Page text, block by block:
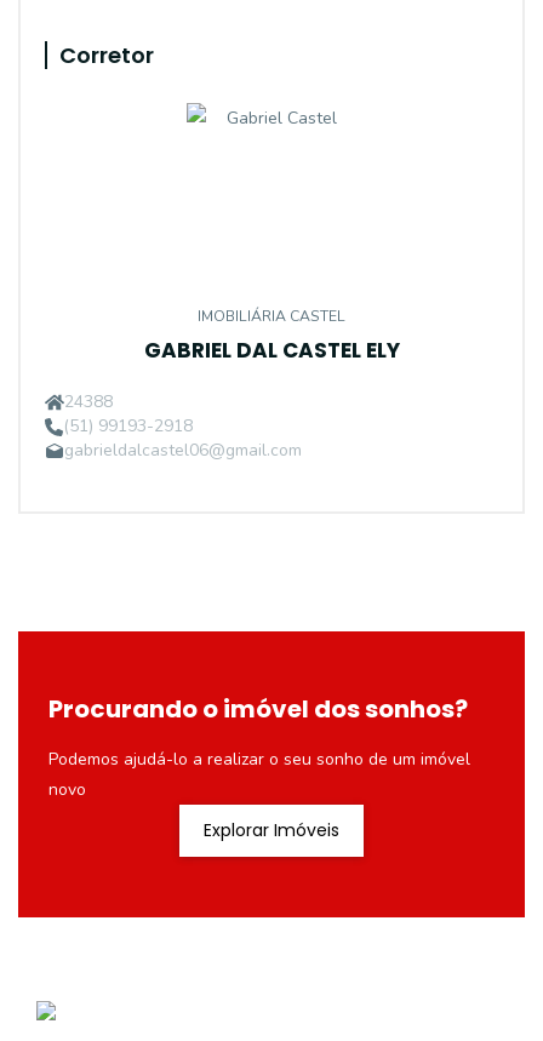
Corretor
IMOBILIÁRIA CASTEL
GABRIEL DAL CASTEL ELY
24388
(51) 99193-2918
gabrieldalcastel06@gmail.com
Procurando o imóvel dos sonhos?
Podemos ajudá-lo a realizar o seu sonho de um imóvel
novo
Explorar Imóveis